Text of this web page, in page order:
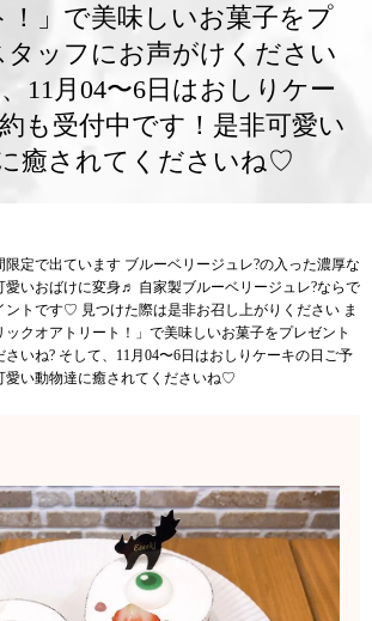
！」で美味しいお菓子をプ
タッフにお声がけください
11月04〜6日はおしりケー
も受付中です！是非可愛い
癒されてくださいね♡
定で出ています ブルーベリージュレ?の入った濃厚な
愛いおばけに変身♬ 自家製ブルーベリージュレ?ならで
ントです♡ 見つけた際は是非お召し上がりください ま
クオアトリート！」で美味しいお菓子をプレゼント
いね? そして、11月04〜6日はおしりケーキの日ご予
愛い動物達に癒されてくださいね♡